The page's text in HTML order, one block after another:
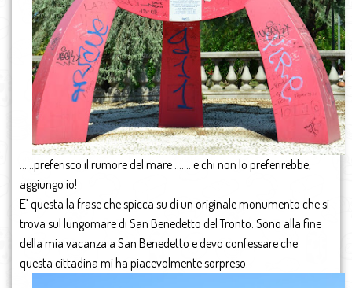
……preferisco il rumore del mare ……. e chi non lo preferirebbe,
aggiungo io!
E’ questa la frase che spicca su di un originale monumento che si
trova sul lungomare di San Benedetto del Tronto. Sono alla fine
della mia vacanza a San Benedetto e devo confessare che
questa cittadina mi ha piacevolmente sorpreso.